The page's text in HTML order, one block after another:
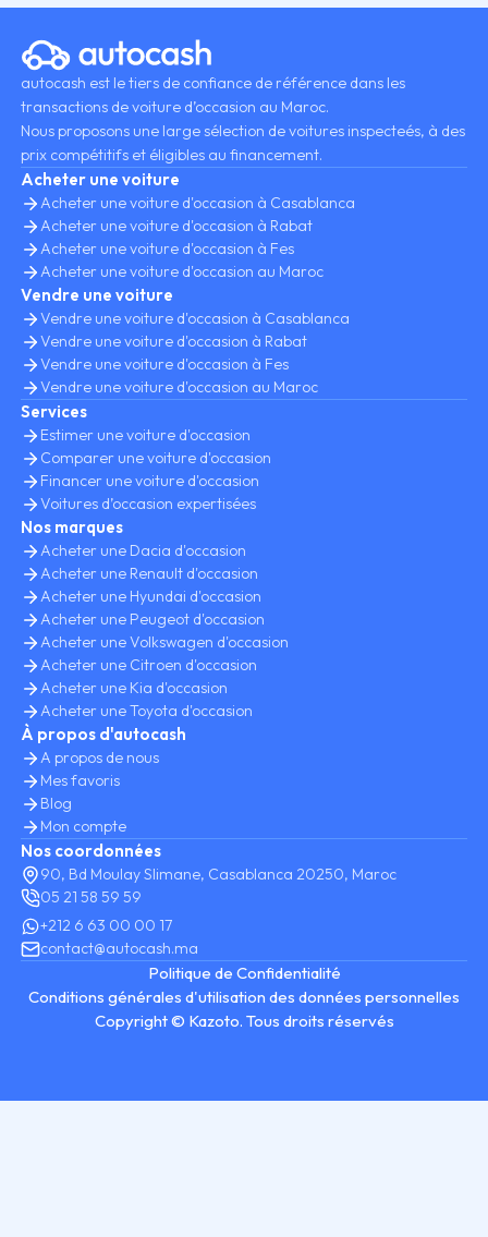
autocash est le tiers de confiance de référence dans les
transactions de voiture d’occasion au Maroc.
Nous proposons une large sélection de voitures inspecteés, à des
prix compétitifs et éligibles au financement.
Acheter une voiture
Acheter une voiture d'occasion à Casablanca
Acheter une voiture d'occasion à Rabat
Acheter une voiture d'occasion à Fes
Acheter une voiture d'occasion au Maroc
Vendre une voiture
Vendre une voiture d'occasion à Casablanca
Vendre une voiture d'occasion à Rabat
Vendre une voiture d'occasion à Fes
Vendre une voiture d'occasion au Maroc
Services
Estimer une voiture d'occasion
Comparer une voiture d'occasion
Financer une voiture d'occasion
Voitures d’occasion expertisées
Nos marques
Acheter une Dacia d'occasion
Acheter une Renault d'occasion
Acheter une Hyundai d'occasion
Acheter une Peugeot d'occasion
Acheter une Volkswagen d'occasion
Acheter une Citroen d'occasion
Acheter une Kia d'occasion
Acheter une Toyota d'occasion
À propos d'autocash
A propos de nous
Mes favoris
Blog
Mon compte
Nos coordonnées
90, Bd Moulay Slimane, Casablanca 20250, Maroc
05 21 58 59 59
+212 6 63 00 00 17
contact@autocash.ma
Copyright © Kazoto. Tous droits réservés
Politique de Confidentialité
Conditions générales d'utilisation des données personnelles